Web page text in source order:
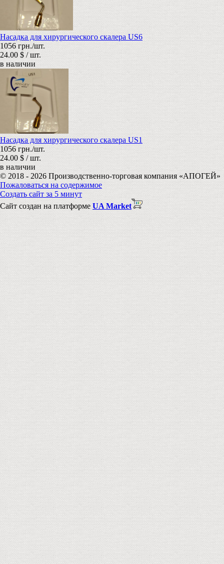
Насадка для хирургического скалера US6
1056 грн./шт.
24.00 $ / шт.
в наличии
Насадка для хирургического скалера US1
1056 грн./шт.
24.00 $ / шт.
в наличии
© 2018 - 2026 Производственно-торговая компания «АПОГЕЙ»
Пожаловаться на содержимое
Создать сайт за 5 минут
Сайт создан на платформе UA Market